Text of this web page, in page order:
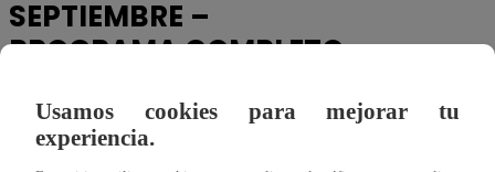
SEPTIEMBRE –
PROGRAMA COMPLETO
PROGRAMAS COMPLETOS a las 15:45
Usamos cookies para mejorar tu
experiencia.